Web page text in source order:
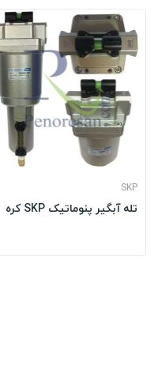
SKP
تله آبگیر پنوماتیک SKP کره